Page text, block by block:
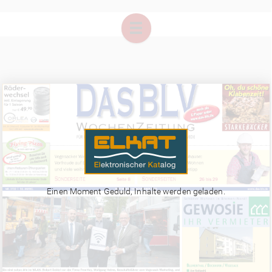
Einen Moment Geduld, Inhalte werden geladen.